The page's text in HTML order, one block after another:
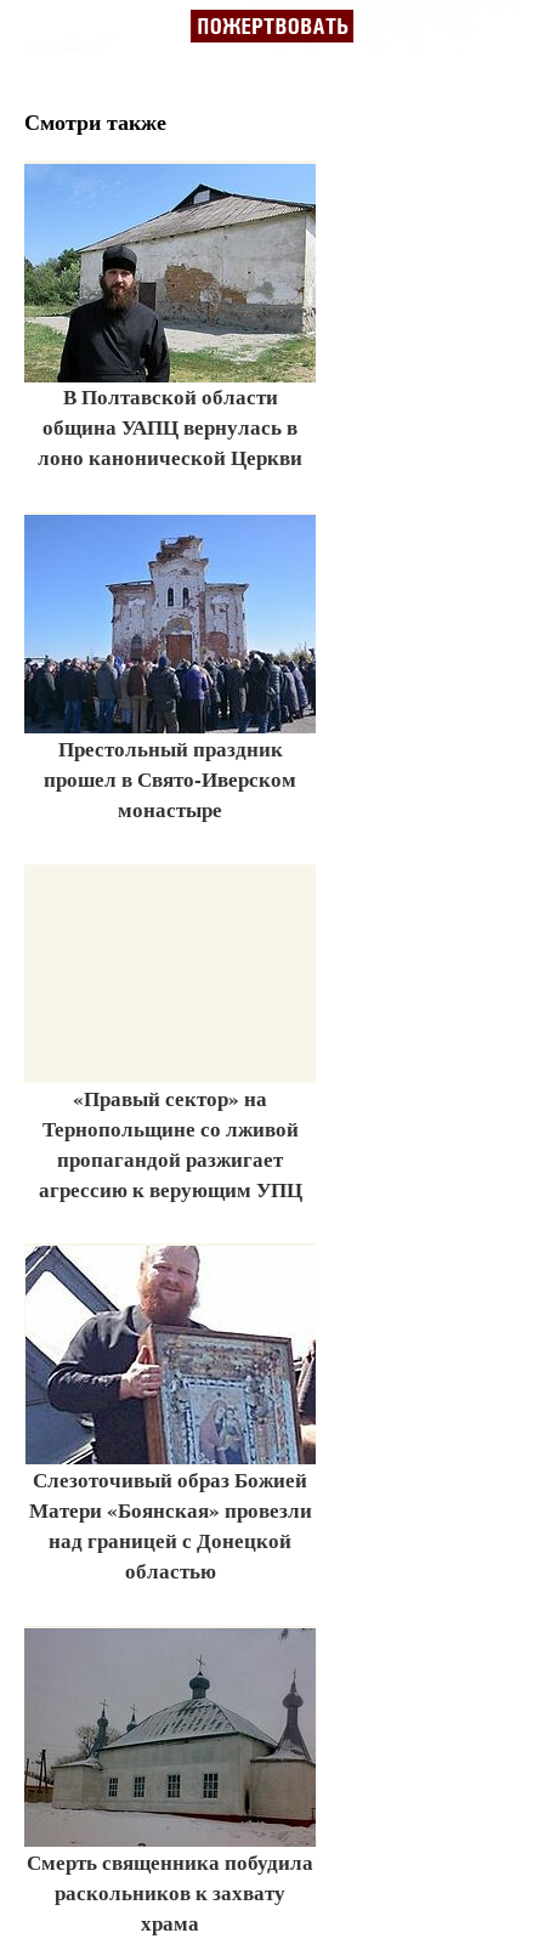
Смотри также
В Полтавской области
община УАПЦ вернулась в
лоно канонической Церкви
Престольный праздник
прошел в Свято-Иверском
монастыре
«Правый сектор» на
Тернопольщине со лживой
пропагандой разжигает
агрессию к верующим УПЦ
Слезоточивый образ Божией
Матери «Боянская» провезли
над границей с Донецкой
областью
Смерть священника побудила
раскольников к захвату
храма